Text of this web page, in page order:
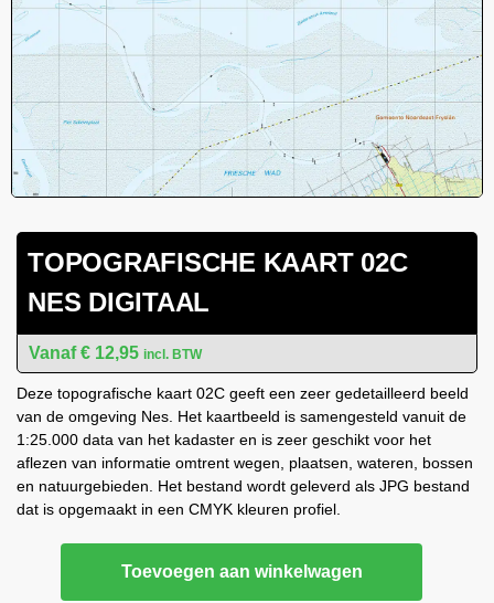
TOPOGRAFISCHE KAART 02C
NES DIGITAAL
€ 12,95 incl. BTW
Deze topografische kaart 02C geeft een zeer gedetailleerd beeld
van de omgeving Nes. Het kaartbeeld is samengesteld vanuit de
1:25.000 data van het kadaster en is zeer geschikt voor het
aflezen van informatie omtrent wegen, plaatsen, wateren, bossen
en natuurgebieden. Het bestand wordt geleverd als JPG bestand
dat is opgemaakt in een CMYK kleuren profiel.
Toevoegen aan winkelwagen